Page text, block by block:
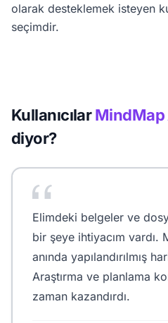
olarak desteklemek isteyen
seçimdir.
KullanıcılarMindMap
diyor?
Elimdeki belgeler ve
bir şeye ihtiyacım vardı.
anında yapılandırılmış
Araştırma ve planlama
zaman kazandırdı.